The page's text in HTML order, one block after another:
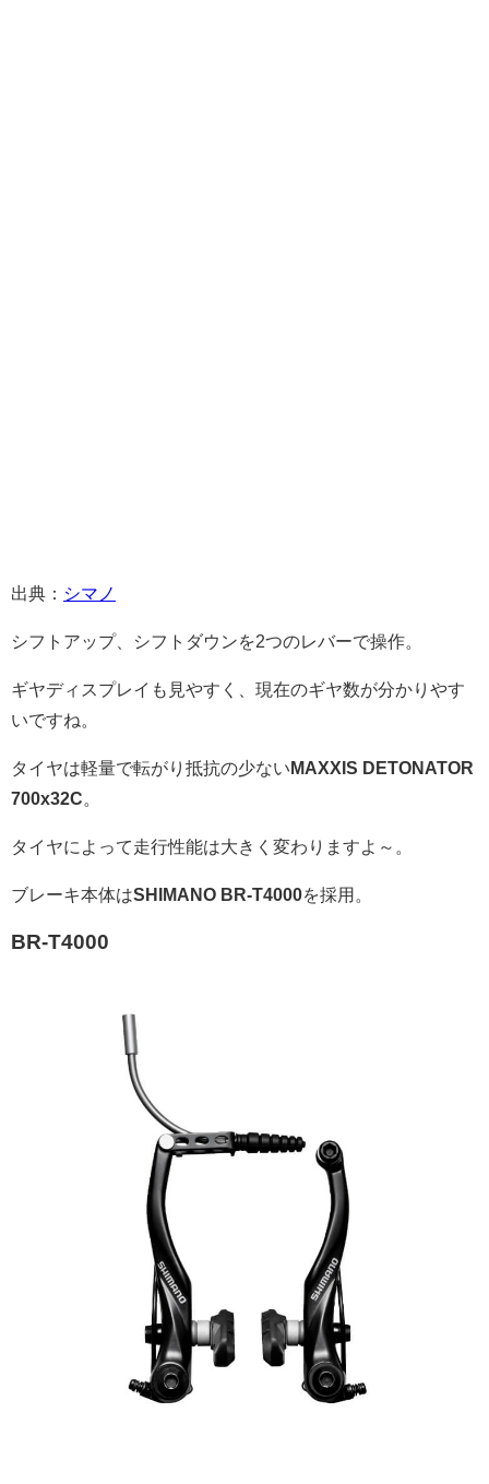
出典： シマノ
シフトアップ、シフトダウンを2つのレバーで操作。
ギヤディスプレイも見やすく、現在のギヤ数が分かりやす
いですね。
タイヤは軽量で転がり抵抗の少ない MAXXIS DETONATOR
700x32C
タイヤによって走行性能は大きく変わりますよ～。
ブレーキ本体はSHIMANO BR-T4000を採用。
BR-T4000